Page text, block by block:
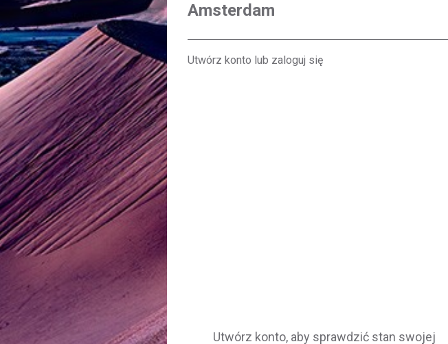
Amsterdam
Utwórz konto lub zaloguj się
Utwórz konto, aby sprawdzić stan swojej